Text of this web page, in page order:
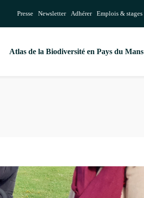
Presse Newsletter Adhérer Emplois & stages
Atlas de la Biodiversité en Pays du Mans